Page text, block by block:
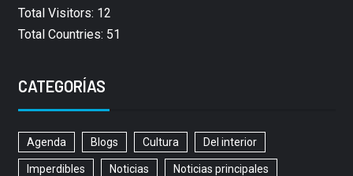
Total Visitors: 12
Total Countries: 51
CATEGORÍAS
Agenda Blogs Cultura Del interior
Imperdibles Noticias Noticias principales